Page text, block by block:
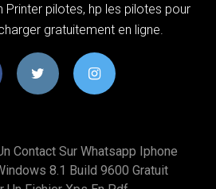
Printer pilotes, hp les pilotes pour
gratuitement en ligne.
Contact Sur Whatsapp Iphone
8.1 Build 9600 Gratuit